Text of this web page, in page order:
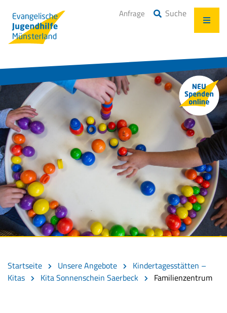
Anfrage Suche
Startseite Unsere Angebote
Kindertagesstätten –
Kitas
Kita Sonnenschein Saerbeck Familienzentrum